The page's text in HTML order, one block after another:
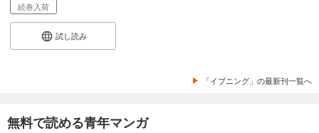
続巻入荷
試し読み
「イブニング」の最新刊一覧へ
無料で読める青年マンガ